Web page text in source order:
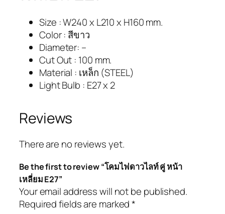
Size : W240 x L210 x H160 mm.
Color : สีขาว
Diameter: –
Cut Out : 100 mm.
Material : เหล็ก (STEEL)
Light Bulb : E27 x 2
Reviews
There are no reviews yet.
Be the first to review “โคมไฟดาวไลท์ คู่ หน้า
เหลี่ยม E27”
Your email address will not be published.
Required fields are marked*